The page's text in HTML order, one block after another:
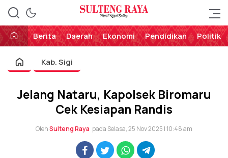
Sulteng Raya
Perekat Rakyat Sulteng
Berita
Daerah Ekonomi Pendidikan Politik
Kab. Sigi
Jelang Nataru, Kapolsek Biromaru
Cek Kesiapan Randis
OlehSulteng Raya pada Selasa, 25 Nov 2025 | 10:48 am